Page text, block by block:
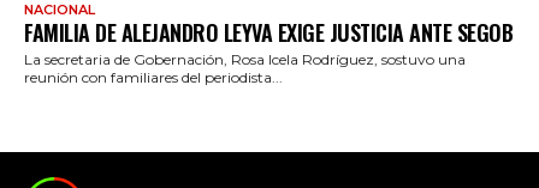
NACIONAL
FAMILIA DE ALEJANDRO LEYVA EXIGE JUSTICIA ANTE SEGOB
La secretaria de Gobernación, Rosa Icela Rodríguez, sostuvo una
reunión con familiares del periodista...